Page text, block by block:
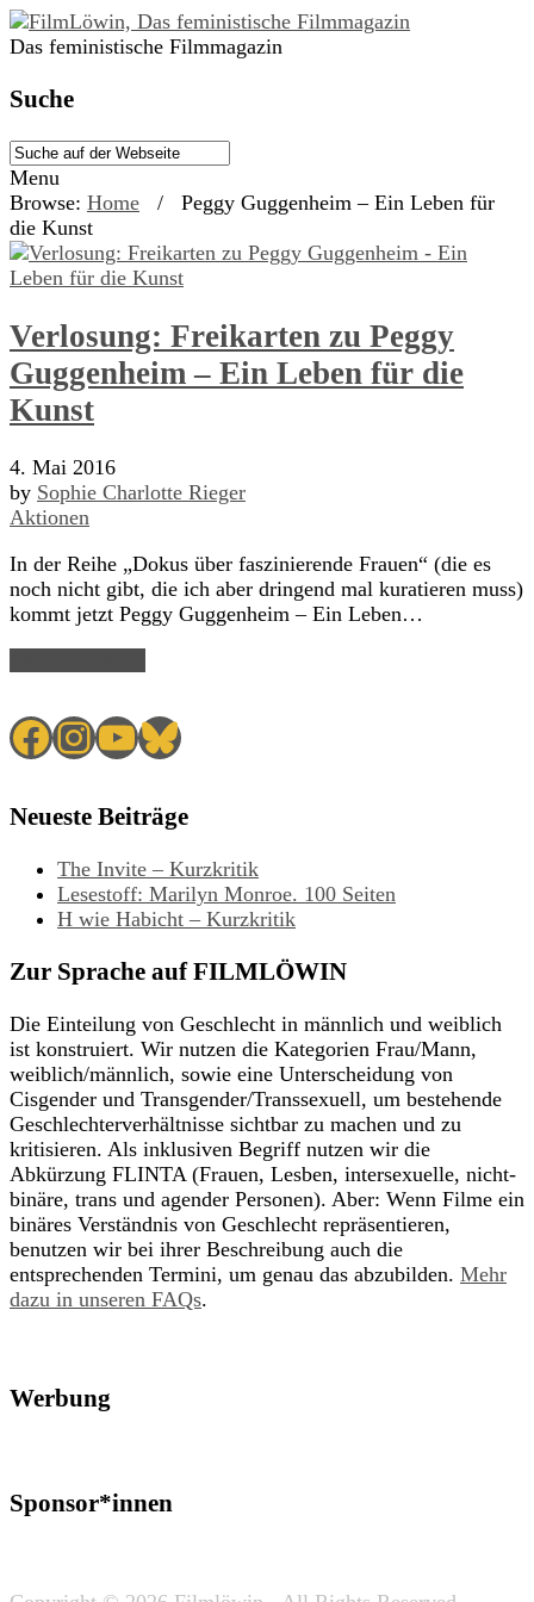
Das feministische Filmmagazin
Suche
Menu
Browse: Home /
Peggy Guggenheim – Ein Leben für
die Kunst
Verlosung: Freikarten zu Peggy
Guggenheim – Ein Leben für die
Kunst
4. Mai 2016
by Sophie Charlotte Rieger
Aktionen
In der Reihe „Dokus über faszinierende Frauen“ (die es
noch nicht gibt, die ich aber dringend mal kuratieren muss)
kommt jetzt Peggy Guggenheim – Ein Leben…
Facebook
Instagram
YouTube
Bluesky
Neueste Beiträge
The Invite – Kurzkritik
Lesestoff: Marilyn Monroe. 100 Seiten
H wie Habicht – Kurzkritik
Zur Sprache auf FILMLÖWIN
Die Einteilung von Geschlecht in männlich und weiblich
ist konstruiert. Wir nutzen die Kategorien Frau/Mann,
weiblich/männlich, sowie eine Unterscheidung von
Cisgender und Transgender/Transsexuell, um bestehende
Geschlechterverhältnisse sichtbar zu machen und zu
kritisieren. Als inklusiven Begriff nutzen wir die
Abkürzung FLINTA (Frauen, Lesben, intersexuelle, nicht-
binäre, trans und agender Personen). Aber: Wenn Filme ein
binäres Verständnis von Geschlecht repräsentieren,
benutzen wir bei ihrer Beschreibung auch die
entsprechenden Termini, um genau das abzubilden. Mehr
dazu in unseren FAQs.
Werbung
Sponsor*innen